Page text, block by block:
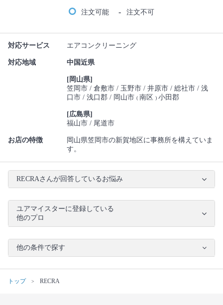
注文可能 - 注文不可
対応サービス エアコンクリーニング
対応地域 中国近県
[岡山県]
笠岡市 倉敷市 玉野市 井原市 総社市 浅
口市 浅口郡 岡山市( 南区)小田郡
[広島県]
福山市 尾道市
お店の特徴
岡山県笠岡市の新賀地区に事務所を構えていま
す。
RECRAさんが回答しているお悩み
ユアマイスターに登録している
他のプロ
他の条件で探す
トップ RECRA